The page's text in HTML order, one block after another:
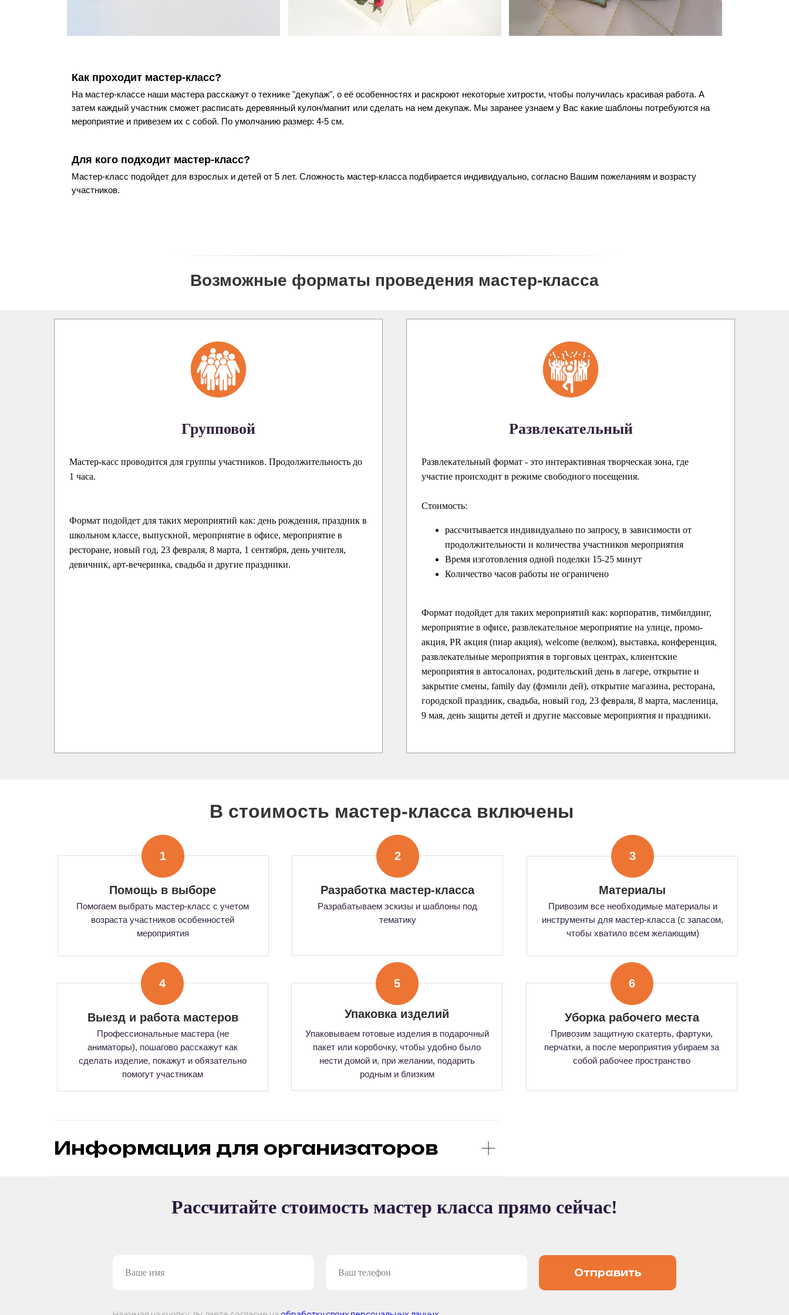
Как проходит мастер-класс?
На мастер-классе наши мастера расскажут о технике "декупаж", о её особенностях и раскроют некоторые хитрости, чтобы получилась красивая работа. А
затем каждый участник сможет расписать деревянный кулон/магнит или сделать на нем декупаж. Мы заранее узнаем у Вас какие шаблоны потребуются на
мероприятие и привезем их с собой. По умолчанию размер: 4-5 см.
Для кого подходит мастер-класс?
Мастер-класс подойдет для взрослых и детей от 5 лет. Сложность мастер-класса подбирается индивидуально, согласно Вашим пожеланиям и возрасту
участников.
Возможные форматы проведения мастер-класса
Групповой
Мастер-касс проводится для группы участников. Продолжительность до
1 часа.
Формат подойдет для таких мероприятий как: день рождения, праздник в
школьном классе, выпускной, мероприятие в офисе, мероприятие в
ресторане, новый год, 23 февраля, 8 марта, 1 сентября, день учителя,
девичник, арт-вечеринка, свадьба и другие праздники.
Развлекательный
Развлекательный формат - это интерактивная творческая зона, где
участие происходит в режиме свободного посещения.
Стоимость:
рассчитывается индивидуально по запросу, в зависимости от
продолжительности и количества участников мероприятия
Время изготовления одной поделки 15-25 минут
Количество часов работы не ограничено
Формат подойдет для таких мероприятий как: корпоратив, тимбилдинг,
мероприятие в офисе, развлекательное мероприятие на улице, промо-
акция, PR акция (пиар акция), welcome (велком), выставка, конференция,
развлекательные мероприятия в торговых центрах, клиентские
мероприятия в автосалонах, родительский день в лагере, открытие и
закрытие смены, family day (фэмили дей), открытие магазина, ресторана,
городской праздник, свадьба, новый год, 23 февраля, 8 марта, масленица,
9 мая, день защиты детей и другие массовые мероприятия и праздники.
Помощь в выборе
В стоимость мастер-класса включены
Помогаем выбрать мастер-класс с учетом
возраста участников особенностей
мероприятия
1
Разработка мастер-класса
Разрабатываем эскизы и шаблоны под
тематику
2
Материалы
Привозим все необходимые материалы и
инструменты для мастер-класса (с запасом,
чтобы хватило всем желающим)
3
Выезд и работа мастеров
Профессиональные мастера (не
аниматоры), пошагово расскажут как
сделать изделие, покажут и обязательно
помогут участникам
4
Упаковка изделий
Упаковываем готовые изделия в подарочный
пакет или коробочку, чтобы удобно было
нести домой и, при желании, подарить
родным и близким
5
Уборка рабочего места
Привозим защитную скатерть, фартуки,
перчатки, а после мероприятия убираем за
собой рабочее пространство
6
Информация для организаторов
Рассчитайте стоимость мастер класса прямо сейчас!
Отправить
ПРОВЕДЕНИЯ МАСТЕР-КЛАССА